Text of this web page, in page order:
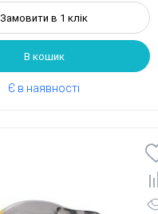
Замовити в 1 клік
В кошик
Є в наявності